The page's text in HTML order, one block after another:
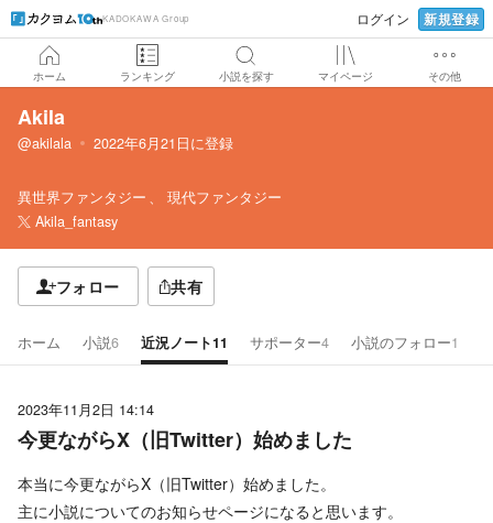
KADOKAWA Group ログイン 新規登録
ホーム ランキング 小説を探す マイページ その他
Akila
@akilala 2022年6月21日に登録
異世界ファンタジー
現代ファンタジー
Akila_fantasy
フォロー 共有
ホーム 小説6 近況ノート11 サポーター4 小説のフォロー1
2023年11月2日 14:14
今更ながらX（旧Twitter）始めました
本当に今更ながらX（旧Twitter）始めました。
主に小説についてのお知らせページになると思います。